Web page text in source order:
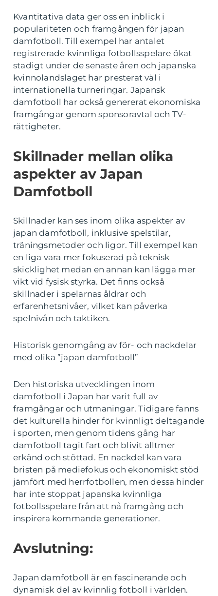
Kvantitativa data ger oss en inblick i
populariteten och framgången för japan
damfotboll. Till exempel har antalet
registrerade kvinnliga fotbollsspelare ökat
stadigt under de senaste åren och japanska
kvinnolandslaget har presterat väl i
internationella turneringar. Japansk
damfotboll har också genererat ekonomiska
framgångar genom sponsoravtal och TV-
rättigheter.
Skillnader mellan olika
aspekter av Japan
Damfotboll
Skillnader kan ses inom olika aspekter av
japan damfotboll, inklusive spelstilar,
träningsmetoder och ligor. Till exempel kan
en liga vara mer fokuserad på teknisk
skicklighet medan en annan kan lägga mer
vikt vid fysisk styrka. Det finns också
skillnader i spelarnas åldrar och
erfarenhetsnivåer, vilket kan påverka
spelnivån och taktiken.
Historisk genomgång av för- och nackdelar
med olika ”japan damfotboll”
Den historiska utvecklingen inom
damfotboll i Japan har varit full av
framgångar och utmaningar. Tidigare fanns
det kulturella hinder för kvinnligt deltagande
i sporten, men genom tidens gång har
damfotboll tagit fart och blivit alltmer
erkänd och stöttad. En nackdel kan vara
bristen på mediefokus och ekonomiskt stöd
jämfört med herrfotbollen, men dessa hinder
har inte stoppat japanska kvinnliga
fotbollsspelare från att nå framgång och
inspirera kommande generationer.
Avslutning:
Japan damfotboll är en fascinerande och
dynamisk del av kvinnlig fotboll i världen.